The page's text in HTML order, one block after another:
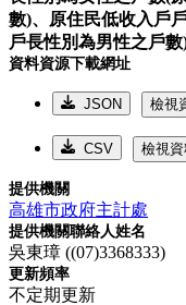
數)、
原住民低收入戶
戶長性別為男性之戶數
資料資源下載網址
JSON 檢視
CSV 檢視
提供機關
高雄市政府主計處
提供機關聯絡人姓名
吳東璋 ((07)3368333)
更新頻率
不定期更新